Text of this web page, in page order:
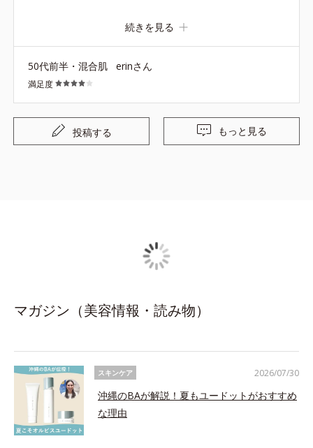
場合は、残量を確認したいので、できれば透明なボトルに
空ボトルの重量も明記してもらえるといいなと思います。
そうすれば、測ってみれば残量が分かります。 よろしくお
願いします。
続きを見る
50代前半・混合肌 erinさん
満足度
投稿する もっと見る
マガジン（美容情報・読み物）
スキンケア
沖縄のBAが解説！夏もユードットがおすすめ
な理由
2026/07/30